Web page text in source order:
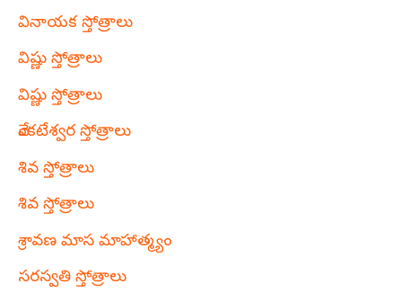
వినాయక స్తోత్రాలు
విష్ణు స్తోత్రాలు
విష్ణు స్తోత్రాలు
వేంకటేశ్వర స్తోత్రాలు
శివ స్తోత్రాలు
శివ స్తోత్రాలు
శ్రావణ మాస మాహాత్మ్యం
సరస్వతి స్తోత్రాలు